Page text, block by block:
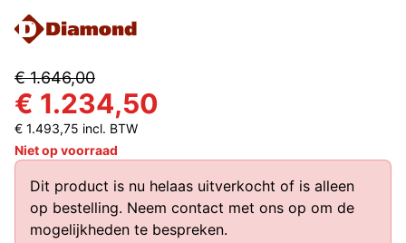
€ 1.646,00
€ 1.234,50
€ 1.493,75 incl. BTW
Niet op voorraad
Dit product is nu helaas uitverkocht of is alleen
op bestelling. Neem contact met ons op om de
mogelijkheden te bespreken.